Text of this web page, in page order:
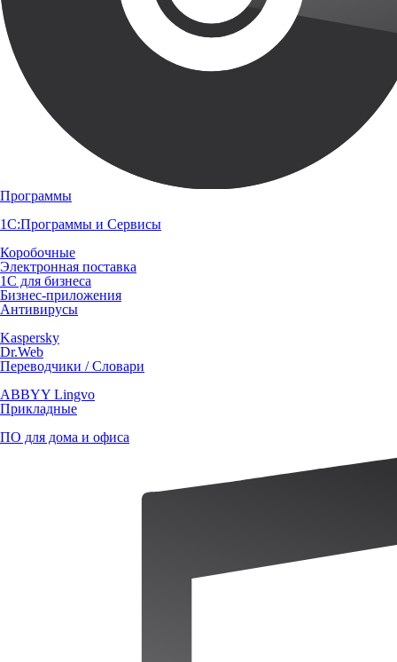
Программы
1С:Программы и Сервисы
Коробочные
Электронная поставка
1С для бизнеса
Бизнес-приложения
Антивирусы
Kaspersky
Dr.Web
Переводчики / Словари
ABBYY Lingvo
Прикладные
ПО для дома и офиса